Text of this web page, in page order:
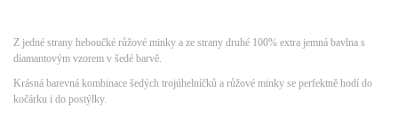
Z jedné strany heboučké růžové minky a ze strany druhé 100% extra jemná bavlna s
diamantovým vzorem v šedé barvě.
Krásná barevná kombinace šedých trojúhelníčků a růžové minky se perfektně hodí do
kočárku i do postýlky.